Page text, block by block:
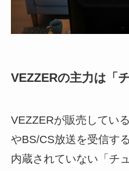
VEZZERの主力は「
VEZZERが販売してい
やBS/CS放送を受信す
内蔵されていない「チ